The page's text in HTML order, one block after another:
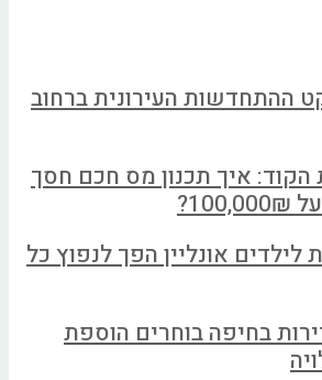
ההתחדשות העירונית ברחוב
איך תכנון מס חכם חסך
לילדים אונליין הפך לנפוץ כל
בחיפה בוחרים הוספת